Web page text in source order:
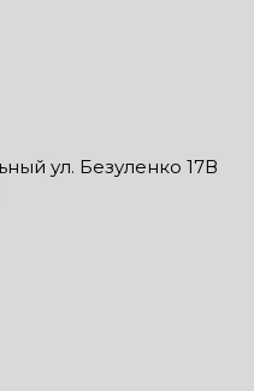
ул. Безуленко 17В